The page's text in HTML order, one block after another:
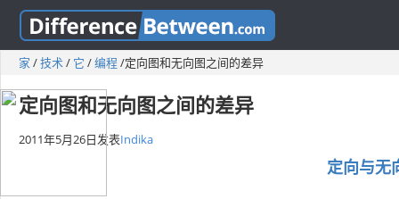
家 /技术/ 它 /编程/定向图和无向图之间的差异
定向图和无向图之间的差异
2011年5月26日发表Indika
定向与无